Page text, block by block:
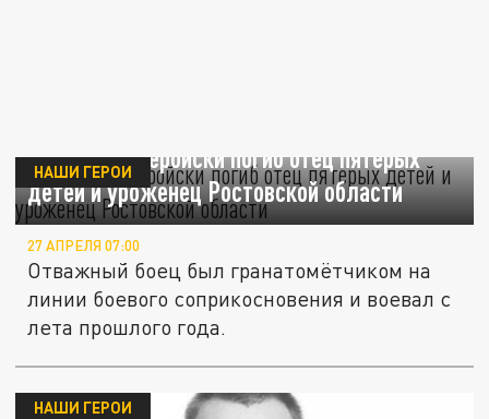
В зоне СВО геройски погиб отец пятерых
детей и уроженец Ростовской области
НАШИ ГЕРОИ
27 АПРЕЛЯ 07:00
Отважный боец был гранатомётчиком на
линии боевого соприкосновения и воевал с
лета прошлого года.
НАШИ ГЕРОИ